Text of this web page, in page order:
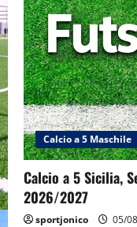
Calcio a 5 Maschile
Calcio a 5 Sicilia,
2026/2027
sportjonico 05/